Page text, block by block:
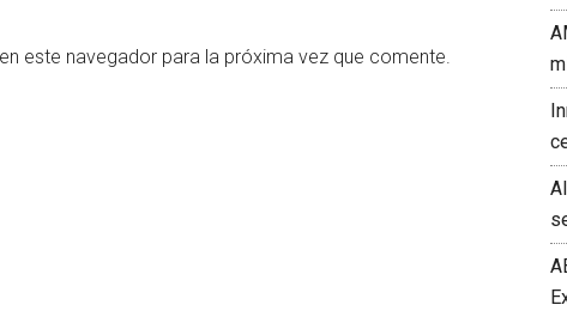
este navegador para la próxima vez que comente.